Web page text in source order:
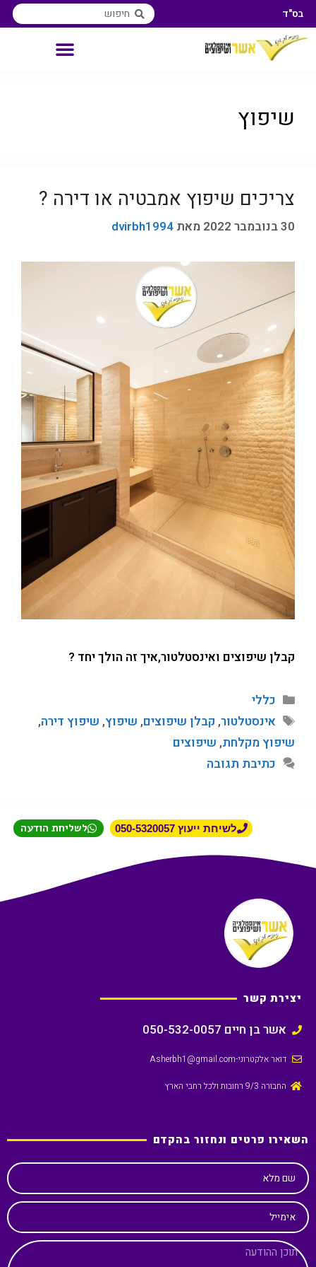
בס"ד
שיפוץ
צריכים שיפוץ אמבטיה או דירה ?
30 בנובמבר 2022 מאת dvirbh1994
קבלן שיפוצים ואינסטלטור,איך זה הולך יחד ?
כללי
אינסטלטור, קבלן שיפוצים, שיפוץ, שיפוץ דירה,
שיפוץ מקלחת, שיפוצים
כתיבת תגובה
לשיחת ייעוץ 050-5320057 לשליחת הודעה
יצירת קשר
אשר בן חיים 050-532-0057
דואר אלקטרוני-Asherbh1@gmail.com
החבורה 9/3 רחובות ולכל רחבי הארץ
השאירו פרטים ונחזור בהקדם
שם מלא
אימייל